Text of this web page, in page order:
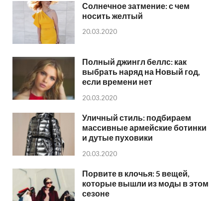
Солнечное затмение: с чем
носить желтый
20.03.2020
Полный джингл беллс: как
выбрать наряд на Новый год,
если времени нет
20.03.2020
Уличный стиль: подбираем
массивные армейские ботинки
и дутые пуховики
20.03.2020
Порвите в клочья: 5 вещей,
которые вышли из моды в этом
сезоне